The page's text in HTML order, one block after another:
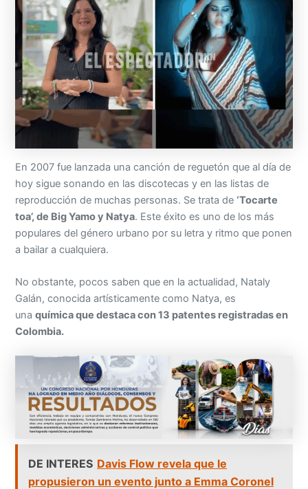
En 2007 fue lanzada una canción de reguetón que al día de
hoy sigue sonando en las discotecas y en las listas de
reproducción de muchas personas. Se trata de ‘Tocarte
toa’, de Big Yamo y Natya. Este éxito es uno de los más
populares del género urbano por su letra y ritmo que ponen
a bailar a cualquiera.
No obstante, pocos saben que en la actualidad, Nataly
Galán, conocida artísticamente como Natya, es
unaquímica que destaca con 13 patentes registradas en
Colombia.
DE INTERES Davis Flow revela que le
propusieron un evento junto a Emma Coronel